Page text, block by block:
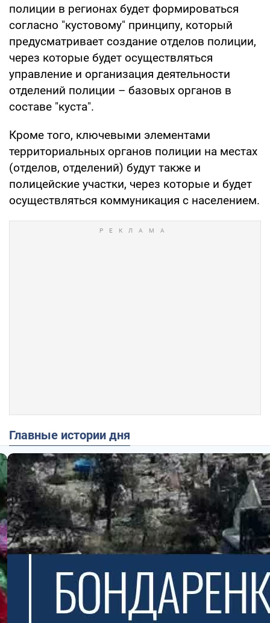
полиции в регионах будет формироваться
согласно "кустовому" принципу, который
предусматривает создание отделов полиции,
через которые будет осуществляться
управление и организация деятельности
отделений полиции – базовых органов в
составе "куста".
Кроме того, ключевыми элементами
территориальных органов полиции на местах
(отделов, отделений) будут также и
полицейские участки, через которые и будет
осуществляться коммуникация с населением.
Главные истории дня